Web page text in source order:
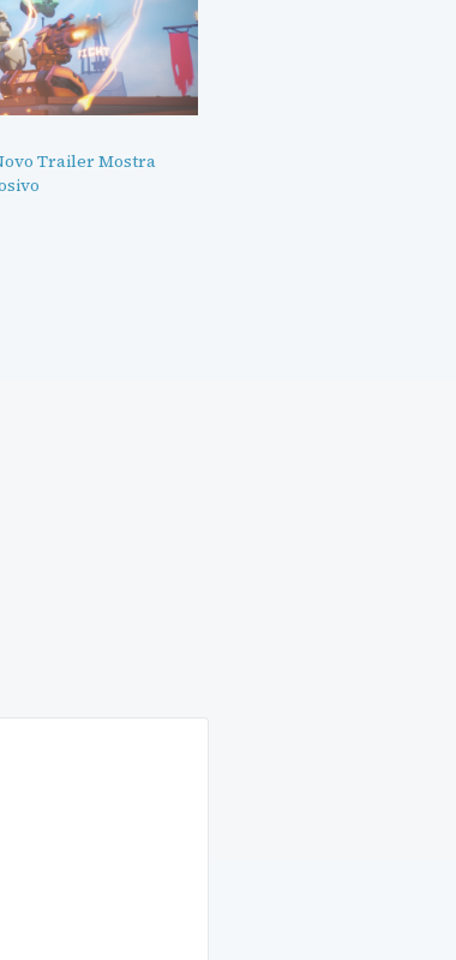
Trailer Mostra